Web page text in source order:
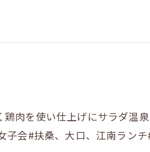
鶏肉を使い仕上げにサラダ温
子会#扶桑、大口、江南ラン